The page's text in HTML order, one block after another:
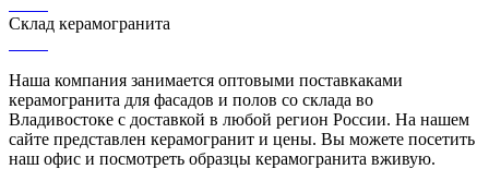
Склад керамогранита
Наша компания занимается оптовыми поставкаками
керамогранита для фасадов и полов со склада во
Владивостоке с доставкой в любой регион России. На нашем
сайте представлен керамогранит и цены. Вы можете посетить
наш офис и посмотреть образцы керамогранита вживую.